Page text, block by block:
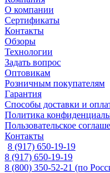
О компании
Сертификаты
Контакты
Обзоры
Технологии
Задать вопрос
Оптовикам
Розничным покупателям
Гарантия
Способы доставки и
Политика
Пользовательское
Контакты
8 (917) 650-19-19
8 (917) 650-19-19
8 (800) 350-52-21 (по